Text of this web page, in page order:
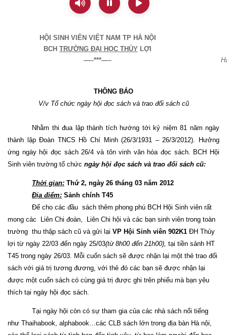
HỘI SINH VIÊN VIỆT NAM TP HÀ NỘI
BCH TRƯỜNG ĐẠI HỌC THỦY LỢI
—–***—–
THÔNG BÁO
V/v Tổ chức ngày hội đọc sách và trao đổi sách cũ
Nhằm thi đua lập thành tích hướng tới kỷ niệm 81 năm ngày
thành lập Đoàn TNCS Hồ Chí Minh (26/3/1931 – 26/3/2012).
Hưởng
ứng ngày hội đọc sách 26/4 và tôn vinh văn hóa đọc sách. BCH Hội
Sinh viên trường tổ chức ngày hội đọc sách và trao đổi sách cũ:
Thời gian: Thứ 2, ngày 26 tháng 03 năm 2012
Địa điểm: Sảnh chính T45
Để cho các đầu sách thêm phong phú BCH Hội Sinh viên rất
mong các
Liên Chi đoàn,
Liên Chi hội và các bạn sinh viên trong toàn
trường thu thập sách cũ và gửi lại VP Hội Sinh viên 902K1 ĐH Thủy
lợi từ ngày 22/03 đến ngày 25/03(từ 8h00 đến 21h00), tại tiền sảnh HT
T45 trong ngày 26/03. Mỗi cuốn sách sẽ được nhận lại một thẻ trao đổi
sách với giá trị tương đương, với thẻ đó các bạn sẽ được nhận lại
được một cuốn sách có cùng giá trị được ghi trên phiếu mà bạn yêu
thích tại ngày hội đọc sách.
Tại ngày hội còn có sự tham gia của các nhà sách nổi tiếng
như Thaihabook, alphabook…các CLB sách lớn trong địa bàn Hà nội,